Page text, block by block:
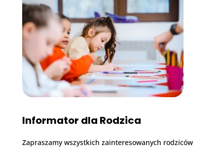
Informator dla Rodzica
Zapraszamy wszystkich zainteresowanych rodziców